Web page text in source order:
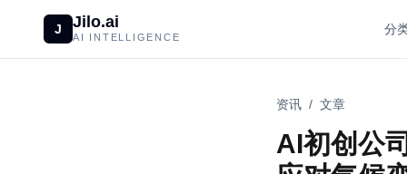
J Jilo.ai
AI INTELLIGENCE
分
资讯 / 文章
AI初创公